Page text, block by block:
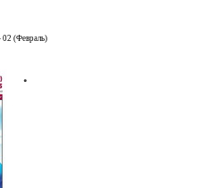
02 (Февраль)
.